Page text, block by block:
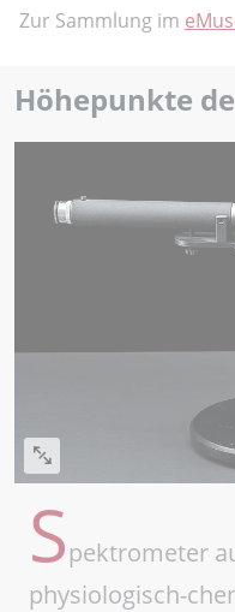
Zur Sammlung im
Höhepunkte
Spektrometer
physiologisch-